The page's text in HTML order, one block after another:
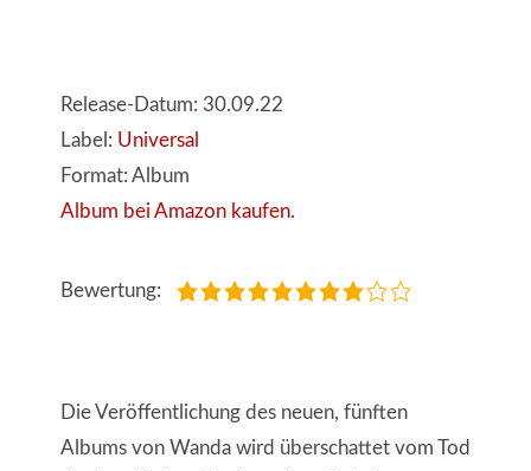
Release-Datum: 30.09.22
Label: Universal
Format: Album
Album bei Amazon kaufen.
Bewertung:
Die Veröffentlichung des neuen, fünften
Albums von Wanda wird überschattet vom Tod